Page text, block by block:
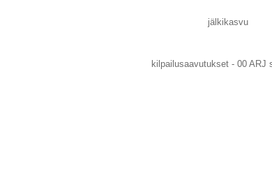
jälkikasvu
kilpailusaavutukset - 00 ARJ